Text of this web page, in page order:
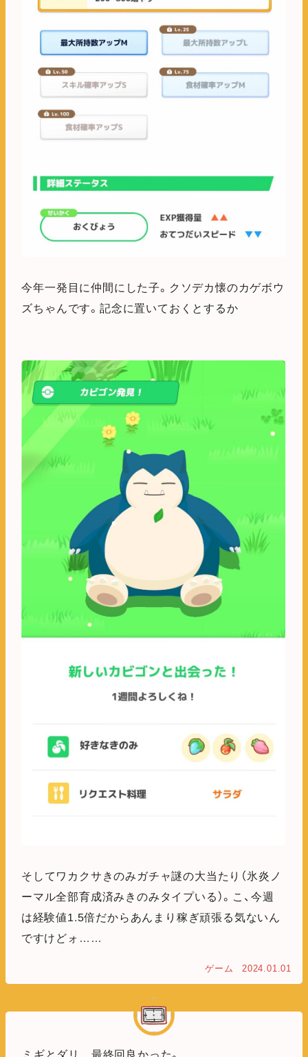
今年一発目に仲間にした子。クソデカ懐のカゲボウ
ズちゃんです。記念に置いておくとするか
そしてワカクサきのみガチャ謎の大当たり（氷炎ノ
ーマル全部育成済みきのみタイプいる）。こ、今週
は経験値1.5倍だからあんまり稼ぎ頑張る気ないん
ですけどォ……
ゲーム 2024.01.01
ミギとダリ 最終回良かった。